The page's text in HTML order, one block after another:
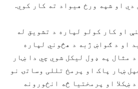
دي او شپه ورځ هيواد ته کار کوي.
او کار کولو لپاره د تشويق له
او د ګواښ ژبه د هڅوني لپاره
مثال په ډول ليکل شوي چي دا ښار
ښار پاک او پرمخ تللی وساتۍ نو
ښکلا او پرمختيا څه انځورونه